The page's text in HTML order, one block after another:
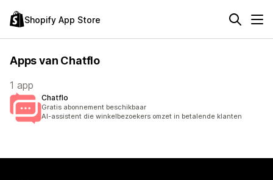
Shopify App Store
Apps van Chatflo
1 app
Chatflo
Gratis abonnement beschikbaar
AI-assistent die winkelbezoekers omzet in betalende klanten